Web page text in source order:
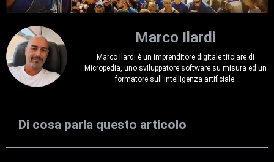
Marco Ilardi
Marco Ilardi è un imprenditore digitale titolare di
Micropedia, uno sviluppatore software su misura ed un
formatore sull'intelligenza artificiale.
Di cosa parla questo articolo